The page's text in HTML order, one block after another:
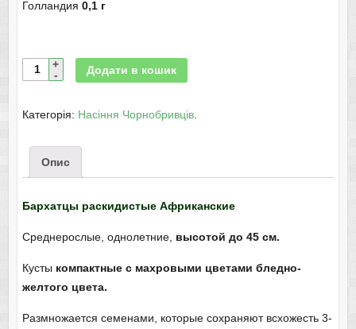
Голландия 0,1 г
Додати в кошик
Категорія: Насіння Чорнобривців.
Опис
Бархатцы раскидистые Африканские
Среднерослые, однолетние, высотой до 45 см.
Кусты компактные с махровыми цветами бледно-
желтого цвета.
Размножается семенами, которые сохраняют всхожесть 3-